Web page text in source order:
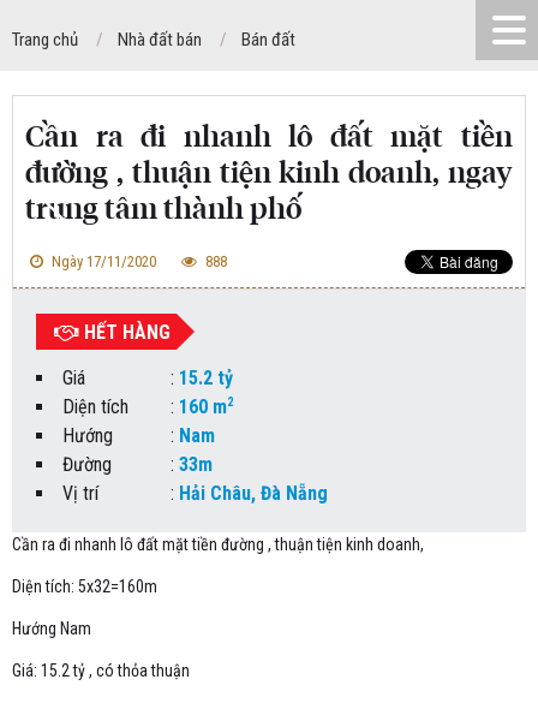
Trang chủ Nhà đất bán Bán đất
Cần ra đi nhanh lô đất mặt tiền
đường , thuận tiện kinh doanh, ngay
trung tâm thành phố
Ngày 17/11/2020 888
HẾT HÀNG
Giá
: 15.2 tỷ
Diện tích
: 160 m2
Hướng : Nam
Đường
: 33m
Vị trí
: Hải Châu, Đà Nẵng
Cần ra đi nhanh lô đất mặt tiền đường , thuận tiện kinh doanh,
Diện tích: 5x32=160m
Hướng Nam
Giá: 15.2 tỷ , có thỏa thuận